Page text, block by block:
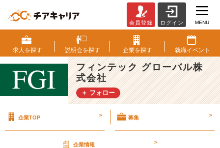
ィ
ン
テ
ッ
ク
グ
ロ
ル
株
会員登録 ログイン MENU
求人を探す 説明会を探す 企業を探す 就職イベント
フィンテック グローバル株
式会社
＋ フォロー
企業TOP > 募集 >
企業情報 >